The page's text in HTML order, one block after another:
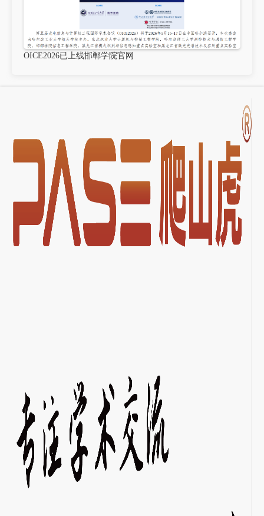
OICE2026已上线邯郸学院官网